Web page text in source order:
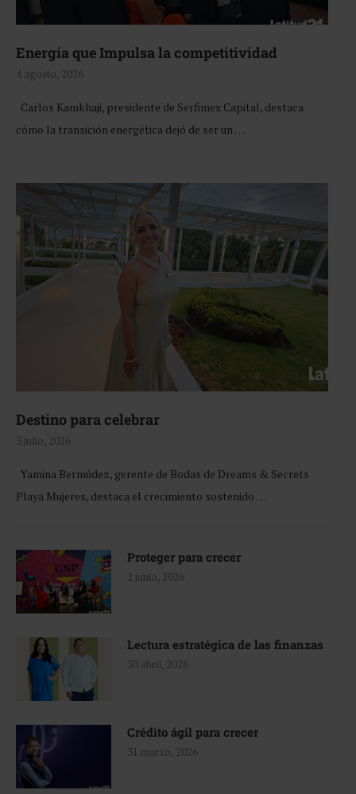
Energía que Impulsa la competitividad
4 agosto, 2026
Carlos Kamkhaji, presidente de Serfimex Capital, destaca
cómo la transición energética dejó de ser un …
Destino para celebrar
3 julio, 2026
Yamina Bermúdez, gerente de Bodas de Dreams & Secrets
Playa Mujeres, destaca el crecimiento sostenido …
Proteger para crecer
2 junio, 2026
Lectura estratégica de las finanzas
30 abril, 2026
Crédito ágil para crecer
31 marzo, 2026